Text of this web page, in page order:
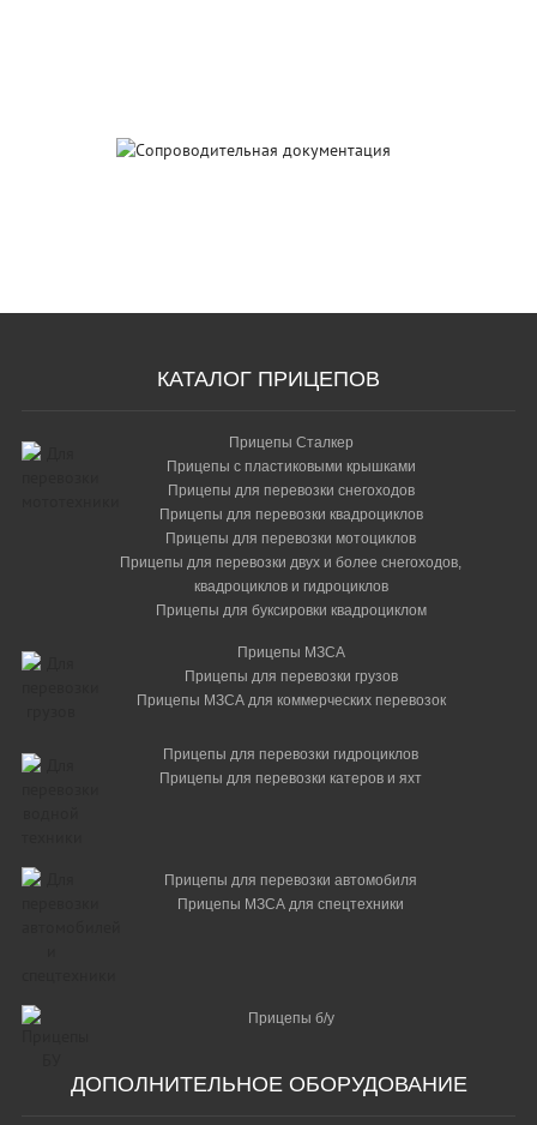
КАТАЛОГ ПРИЦЕПОВ
Прицепы Сталкер
Прицепы с пластиковыми крышками
Прицепы для перевозки снегоходов
Прицепы для перевозки квадроциклов
Прицепы для перевозки мотоциклов
Прицепы для перевозки двух и более снегоходов,
квадроциклов и гидроциклов
Прицепы для буксировки квадроциклом
Прицепы МЗСА
Прицепы для перевозки грузов
Прицепы МЗСА для коммерческих перевозок
Прицепы для перевозки гидроциклов
Прицепы для перевозки катеров и яхт
Прицепы для перевозки автомобиля
Прицепы МЗСА для спецтехники
Прицепы б/у
ДОПОЛНИТЕЛЬНОЕ ОБОРУДОВАНИЕ